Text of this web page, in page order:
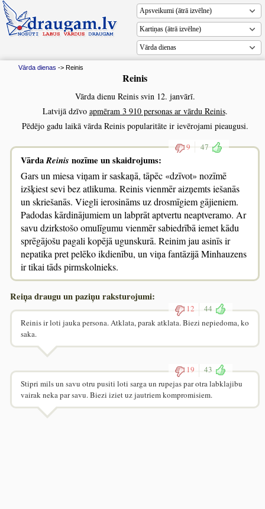
Vārda dienas
Vārda dienas -> Reinis
Reinis
Vārda dienu Reinis svin 12. janvārī.
Latvijā dzīvo apmēram 3 910 personas ar vārdu Reinis.
Pēdējo gadu laikā vārda Reinis popularitāte ir ievērojami pieaugusi.
9 47
VārdaReinis nozīme un skaidrojums:
Gars un miesa viņam ir saskaņā, tāpēc «dzīvot» nozīmē
izšķiest sevi bez atlikuma. Reinis vienmēr aizņemts iešanās
un skriešanās. Viegli ierosināms uz drosmīgiem gājieniem.
Padodas kārdinājumiem un labprāt aptvertu neaptveramo. Ar
savu dzirkstošo omulīgumu vienmēr sabiedrībā iemet kādu
sprēgājošu pagali kopējā ugunskurā. Reinim jau asinīs ir
nepatika pret pelēko ikdienību, un viņa fantāzijā Minhauzens
ir tikai tāds pirmskolnieks.
Reiņa draugu un paziņu raksturojumi:
12
44
Reinis ir loti jauka persona. Atklata, parak atklata. Biezi nepiedoma, ko
saka.
19
43
Stipri mils un savu otru pusiti loti sarga un rupejas par otra labklajibu
vairak neka par savu. Biezi iziet uz jautriem kompromisiem.